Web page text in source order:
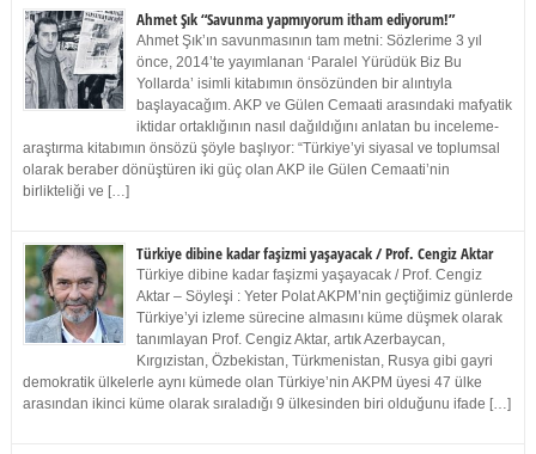
Ahmet Şık “Savunma yapmıyorum itham ediyorum!”
Ahmet Şık’ın savunmasının tam metni: Sözlerime 3 yıl
önce, 2014’te yayımlanan ‘Paralel Yürüdük Biz Bu
Yollarda’ isimli kitabımın önsözünden bir alıntıyla
başlayacağım. AKP ve Gülen Cemaati arasındaki mafyatik
iktidar ortaklığının nasıl dağıldığını anlatan bu inceleme-
araştırma kitabımın önsözü şöyle başlıyor: “Türkiye’yi siyasal ve toplumsal
olarak beraber dönüştüren iki güç olan AKP ile Gülen Cemaati’nin
birlikteliği ve […]
Türkiye dibine kadar faşizmi yaşayacak / Prof. Cengiz Aktar
Türkiye dibine kadar faşizmi yaşayacak / Prof. Cengiz
Aktar – Söyleşi : Yeter Polat AKPM’nin geçtiğimiz günlerde
Türkiye’yi izleme sürecine almasını küme düşmek olarak
tanımlayan Prof. Cengiz Aktar, artık Azerbaycan,
Kırgızistan, Özbekistan, Türkmenistan, Rusya gibi gayri
demokratik ülkelerle aynı kümede olan Türkiye’nin AKPM üyesi 47 ülke
arasından ikinci küme olarak sıraladığı 9 ülkesinden biri olduğunu ifade […]